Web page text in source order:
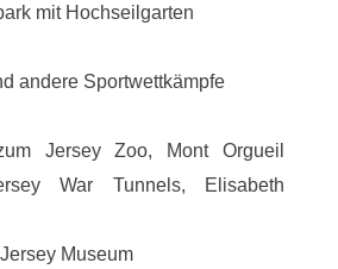
mit Hochseilgarten
andere Sportwettkämpfe
Jersey Zoo, Mont Orgueil
War Tunnels, Elisabeth
Museum